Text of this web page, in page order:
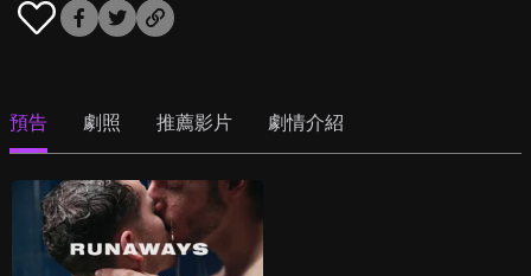
預告 劇照 推薦影片 劇情介紹